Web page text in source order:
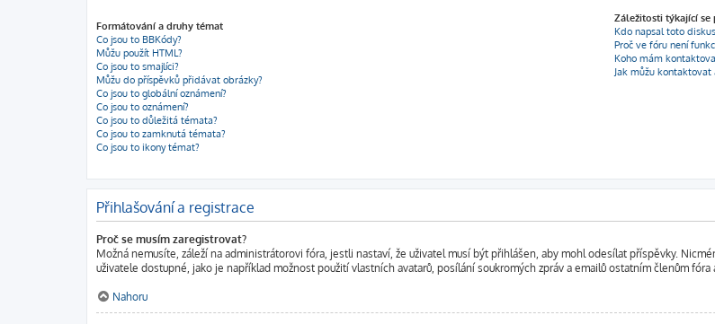
Formátování a druhy témat
Co jsou to BBKódy?
Můžu použít HTML?
Co jsou to smajlíci?
Můžu do příspěvků přidávat obrázky?
Co jsou to globální oznámení?
Co jsou to oznámení?
Co jsou to důležitá témata?
Co jsou to zamknutá témata?
Co jsou to ikony témat?
Záležitosti týkající se
Kdo napsal toto
Proč ve fóru není
Koho mám
Jak můžu
Přihlašování a registrace
Proč se musím zaregistrovat?
Možná nemusíte, záleží na administrátorovi fóra, jestli nastaví, že uživatel musí být přihlášen, aby mohl odesílat příspěvky.
uživatele dostupné, jako je například možnost použití vlastních avatarů, posílání soukromých zpráv a emailů ostatním členům
Nahoru